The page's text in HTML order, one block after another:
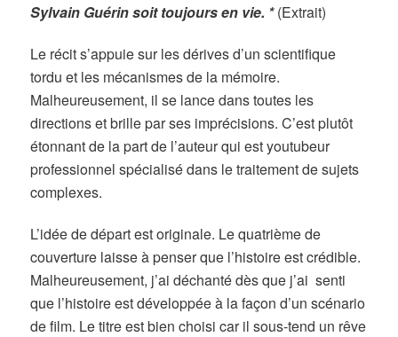
Sylvain Guérin soit toujours en vie. *(Extrait)
Le récit s’appuie sur les dérives d’un scientifique
tordu et les mécanismes de la mémoire.
Malheureusement, il se lance dans toutes les
directions et brille par ses imprécisions. C’est plutôt
étonnant de la part de l’auteur qui est youtubeur
professionnel spécialisé dans le traitement de sujets
complexes.
L’idée de départ est originale. Le quatrième de
couverture laisse à penser que l’histoire est crédible.
Malheureusement, j’ai déchanté dès que j’ai senti
que l’histoire est développée à la façon d’un scénario
de film. Le titre est bien choisi car il sous-tend un rêve